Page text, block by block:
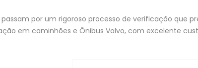
passam por um rigoroso processo de verificação que
em caminhões e Ônibus Volvo, com excelente